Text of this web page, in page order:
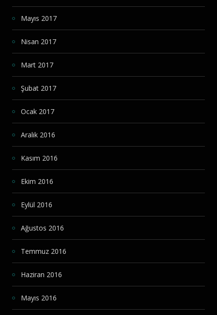
Mayıs 2017
Nisan 2017
Mart 2017
Şubat 2017
Ocak 2017
Aralık 2016
Kasım 2016
Ekim 2016
Eylül 2016
Ağustos 2016
Temmuz 2016
Haziran 2016
Mayıs 2016